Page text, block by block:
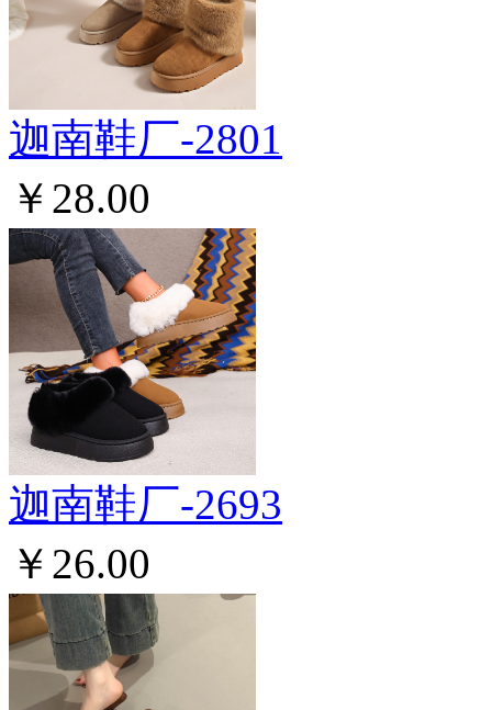
迦南鞋厂-2801
￥28.00
迦南鞋厂-2693
￥26.00